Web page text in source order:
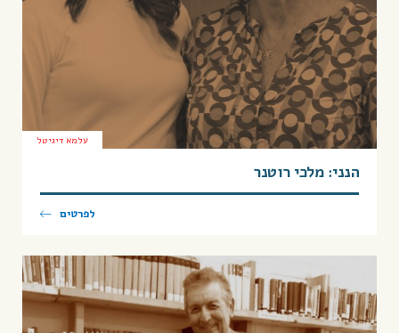
עלמא דיגיטל
הנני: מלכי רוטנר
לפרטים